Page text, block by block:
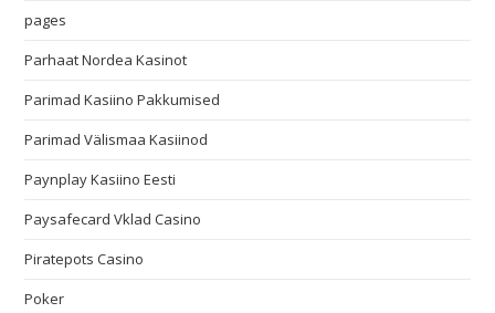
pages
Parhaat Nordea Kasinot
Parimad Kasiino Pakkumised
Parimad Välismaa Kasiinod
Paynplay Kasiino Eesti
Paysafecard Vklad Casino
Piratepots Casino
Poker